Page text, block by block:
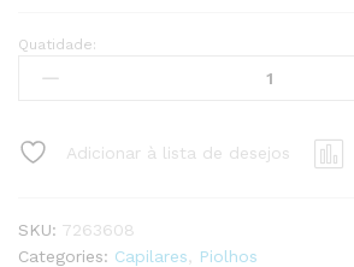
Advancis
Champô
quantity
Quatidade:
Adicionar à lista de desejos
SKU: 7263608
Categories: Capilares Piolhos